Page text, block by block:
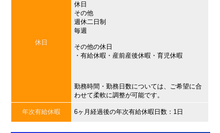
休日
休日
その他
週休二日制
毎週
その他の休日
・有給休暇・産前産後休暇・育児休暇
勤務時間・勤務日数については、ご希望に合
わせて柔軟に調整が可能です。
年次有給休暇 6ヶ月経過後の年次有給休暇日数：1日